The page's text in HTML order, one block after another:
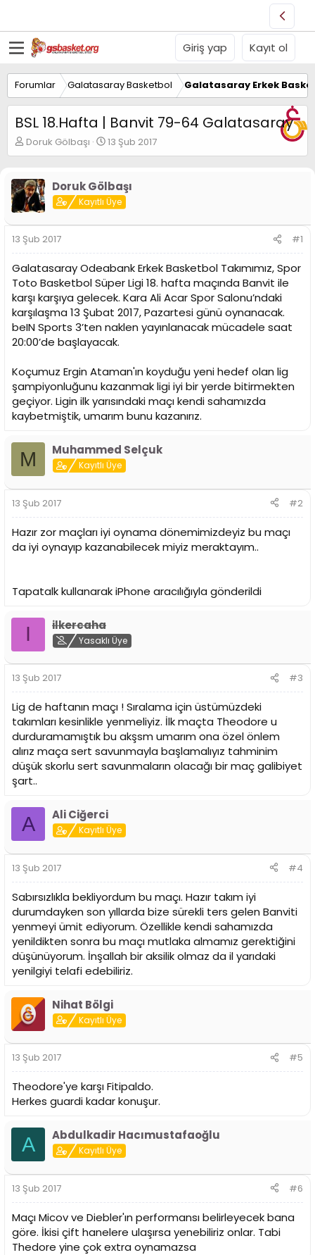
Giriş yap Kayıt ol
Forumlar Galatasaray Basketbol Galatasaray Erkek
BSL 18.Hafta | Banvit 79-64 Galatasaray
K
o
u
y
u
B
a
ş
l
a
t
a
n
Doruk Gölbaşı
B
a
l
a
n
ı
t
a
r
i
h
i
13 Şub 2017
Doruk Gölbaşı
Kayıtlı Üye
13 Şub 2017 #1
Galatasaray Odeabank Erkek Basketbol Takımımız, Spor
Toto Basketbol Süper Ligi 18. hafta maçında Banvit ile
karşı karşıya gelecek. Kara Ali Acar Spor Salonu’ndaki
karşılaşma 13 Şubat 2017, Pazartesi günü oynanacak.
beIN Sports 3’ten naklen yayınlanacak mücadele saat
20:00’de başlayacak.
Koçumuz Ergin Ataman'ın koyduğu yeni hedef olan lig
şampiyonluğunu kazanmak ligi iyi bir yerde bitirmekten
geçiyor. Ligin ilk yarısındaki maçı kendi sahamızda
kaybetmiştik, umarım bunu kazanırız.
M Muhammed Selçuk
Kayıtlı Üye
13 Şub 2017 #2
Hazır zor maçları iyi oynama dönemimizdeyiz bu maçı
da iyi oynayıp kazanabilecek miyiz meraktayım..
Tapatalk kullanarak iPhone aracılığıyla gönderildi
I ilkercaha
Yasaklı Üye
13 Şub 2017 #3
Lig de haftanın maçı ! Sıralama için üstümüzdeki
takımları kesinlikle yenmeliyiz. İlk maçta Theodore u
durduramamıştık bu akşsm umarım ona özel önlem
alırız maça sert savunmayla başlamalıyız tahminim
düşük skorlu sert savunmaların olacağı bir maç galibiyet
şart..
A Ali Ciğerci
Kayıtlı Üye
13 Şub 2017 #4
Sabırsızlıkla bekliyordum bu maçı. Hazır takım iyi
durumdayken son yıllarda bize sürekli ters gelen Banviti
yenmeyi ümit ediyorum. Özellikle kendi sahamızda
yenildikten sonra bu maçı mutlaka almamız gerektiğini
düşünüyorum. İnşallah bir aksilik olmaz da il yarıdaki
yenilgiyi telafi edebiliriz.
Nihat Bölgi
Kayıtlı Üye
13 Şub 2017 #5
Theodore'ye karşı Fitipaldo.
Herkes guardi kadar konuşur.
A Abdulkadir Hacımustafaoğlu
Kayıtlı Üye
13 Şub 2017 #6
Maçı Micov ve Diebler'ın performansı belirleyecek bana
göre. İkisi çift hanelere ulaşırsa yenebiliriz onlar. Tabi
Thedore yine çok extra oynamazsa